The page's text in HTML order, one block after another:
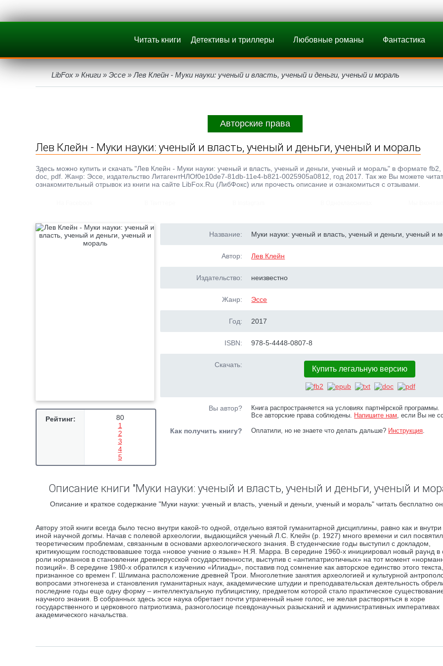
Читать книги Детективы и триллеры Любовные романы Фантастика
LibFox » Книги » Эссе » Лев Клейн - Муки науки: ученый и власть, ученый и деньги, ученый и мораль
Авторские права
Лев Клейн - Муки науки: ученый и власть, ученый и деньги, ученый и мораль
Здесь можно купить и скачать "Лев Клейн - Муки науки: ученый и власть, ученый и деньги, ученый и мораль" в формате fb2,
doc, pdf. Жанр: Эссе, издательство ЛитагентНЛОf0e10de7-81db-11e4-b821-0025905a0812, год 2017. Так же Вы можете
ознакомительный отрывок из книги на сайте LibFox.Ru (ЛибФокс) или прочесть описание и ознакомиться с отзывами.
Рейтинг:
80
1
2
3
4
5
Название: Муки науки: ученый и власть, ученый и деньги, ученый и
Автор: Лев Клейн
Издательство: неизвестно
Жанр: Эссе
Год: 2017
ISBN: 978-5-4448-0807-8
Скачать: Купить легальную версию
Вы автор?
Книга распространяется на условиях партнёрской программы.
Все авторские права соблюдены. Напишите нам, если Вы не
Как получить книгу? Оплатили, но не знаете что делать дальше? Инструкция.
Описание книги "Муки науки: ученый и власть, ученый и деньги, ученый и
Описание и краткое содержание "Муки науки: ученый и власть, ученый и деньги, ученый и мораль" читать бесплатно
Автору этой книги всегда было тесно внутри какой-то одной, отдельно взятой гуманитарной дисциплины, равно как и
иной научной догмы. Начав с полевой археологии, выдающийся ученый Л.С. Клейн (р. 1927) много времени и сил посвятил
теоретическим проблемам, связанным в основами археологического знания. В студенческие годы выступил с докладом,
критикующим господствовавшее тогда «новое учение о языке» Н.Я. Марра. В середине 1960-х инициировал новый раунд в
роли норманнов в становлении древнерусской государственности, выступив с «антипатриотичных» на тот момент
позиций». В середине 1980-х обратился к изучению «Илиады», поставив под сомнение как авторское единство этого
признанное со времен Г. Шлимана расположение древней Трои. Многолетние занятия археологией и культурной
вопросами этногенеза и становления гуманитарных наук, академические штудии и преподавательская деятельность
последние годы еще одну форму – интеллектуальную публицистику, предметом которой стало практическое
научного знания. В собранных здесь эссе наука обретает почти утраченный ныне голос, не желая растворяться в хоре
государственного и церковного патриотизма, разноголосице псевдонаучных разысканий и административных императивах
академического начальства.